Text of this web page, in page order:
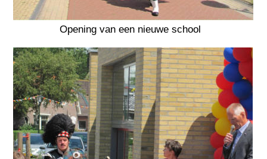
Opening van een nieuwe school